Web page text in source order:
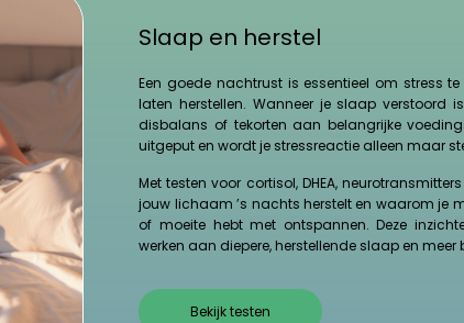
Slaap en herstel
Een goede nachtrust is essentieel om stress
laten herstellen. Wanneer je slaap verstoord
disbalans of tekorten aan belangrijke
uitgeput en wordt je stressreactie alleen maar
Met testen voor cortisol, DHEA,
jouw lichaam ’s nachts herstelt en waarom je
of moeite hebt met ontspannen. Deze
werken aan diepere, herstellende slaap en
Bekijk testen